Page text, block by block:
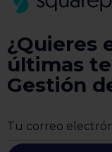
¿Quieres
últimas
Gestión